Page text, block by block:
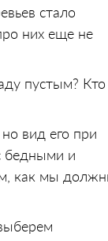
стало
них еще не
пустым? Кто
вид его при
бедными и
как мы